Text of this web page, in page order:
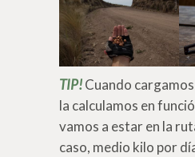
TIP!Cuando
la calculamos en
vamos a estar en la
caso, medio kilo por